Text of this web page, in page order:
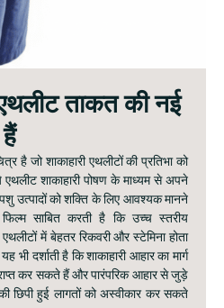
एथलीट ताकत की नई
है जो शाकाहारी एथलीटों की प्रतिभा को
शाकाहारी पोषण के माध्यम से अपने
उत्पादों को शक्ति के लिए आवश्यक मानने
साबित करती है कि उच्च स्तरीय
में बेहतर रिकवरी और स्टेमिना होता
दर्शाती है कि शाकाहारी आहार का मार्ग
कर सकते हैं और पारंपरिक आहार से जुड़े
छिपी हुई लागतों को अस्वीकार कर सकते